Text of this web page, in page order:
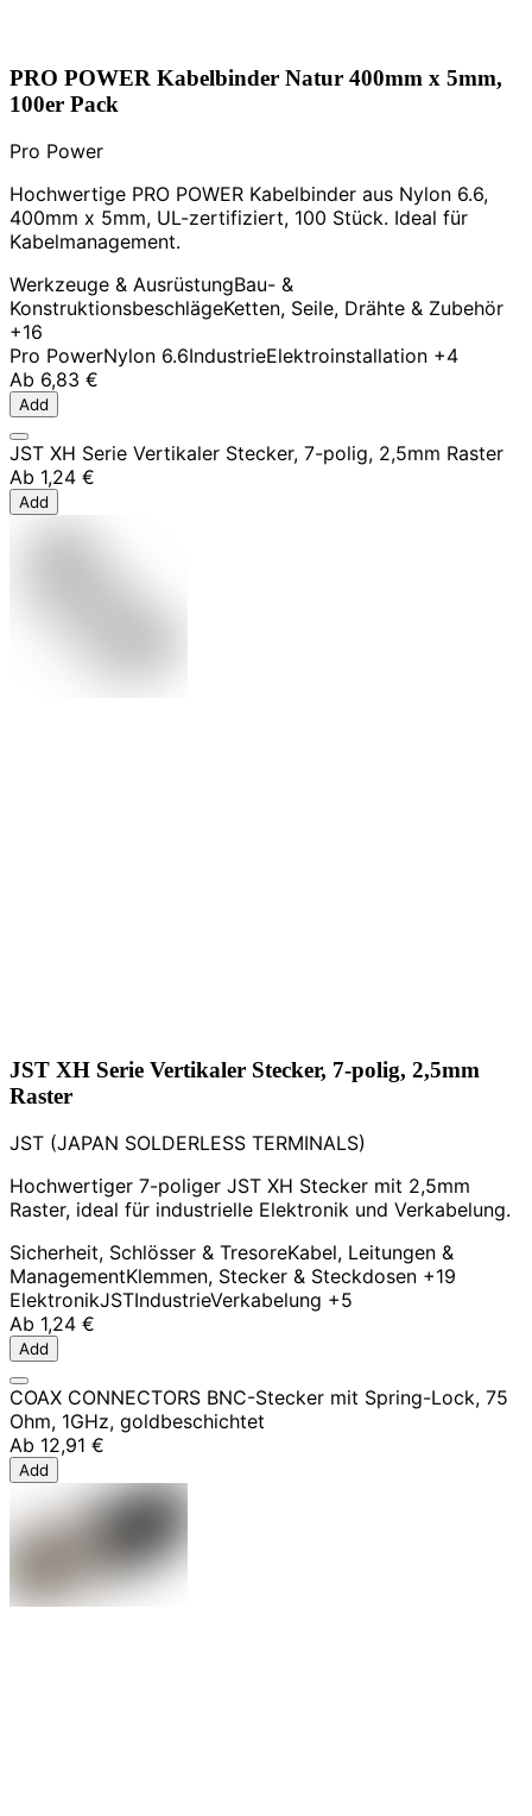
PRO POWER Kabelbinder Natur 400mm x 5mm,
100er Pack
Pro Power
Hochwertige PRO POWER Kabelbinder aus Nylon 6.6,
400mm x 5mm, UL-zertifiziert, 100 Stück. Ideal für
Kabelmanagement.
Werkzeuge & AusrüstungBau- &
KonstruktionsbeschlägeKetten, Seile, Drähte & Zubehör
+16
Pro PowerNylon 6.6IndustrieElektroinstallation +4
Ab 6,83 €
Add
JST XH Serie Vertikaler Stecker, 7-polig, 2,5mm Raster
Ab 1,24 €
Add
JST XH Serie Vertikaler Stecker, 7-polig, 2,5mm
Raster
JST (JAPAN SOLDERLESS TERMINALS)
Hochwertiger 7-poliger JST XH Stecker mit 2,5mm
Raster, ideal für industrielle Elektronik und Verkabelung.
Sicherheit, Schlösser & TresoreKabel, Leitungen &
ManagementKlemmen, Stecker & Steckdosen +19
ElektronikJSTIndustrieVerkabelung +5
Ab 1,24 €
Add
COAX CONNECTORS BNC-Stecker mit Spring-Lock, 75
Ohm, 1GHz, goldbeschichtet
Ab 12,91 €
Add